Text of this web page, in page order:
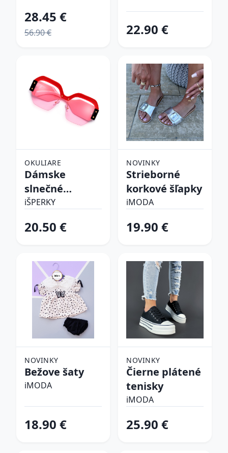
28.45 €
56.90 € 22.90 €
OKULIARE
Dámske
slnečné
okuliare
iŠPERKY
20.50 €
NOVINKY
Strieborné
korkové šľapky
iMODA
19.90 €
NOVINKY
Bežove šaty
iMODA
18.90 €
NOVINKY
Čierne plátené
tenisky
iMODA
25.90 €